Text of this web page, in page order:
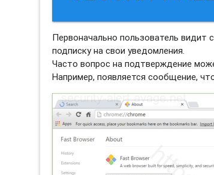
Первоначально пользователь видит
подписку на свои уведомления.
Часто вопрос на подтверждение
Например, появляется сообщение,